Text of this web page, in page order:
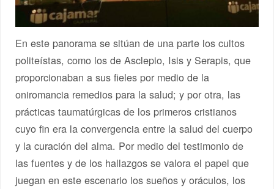
En este panorama se sitúan de una parte los cultos
politeístas, como los de Asclepio, Isis y Serapis, que
proporcionaban a sus fieles por medio de la
oniromancia remedios para la salud; y por otra, las
prácticas taumatúrgicas de los primeros cristianos
cuyo fin era la convergencia entre la salud del cuerpo
y la curación del alma. Por medio del testimonio de
las fuentes y de los hallazgos se valora el papel que
juegan en este escenario los sueños y oráculos, los